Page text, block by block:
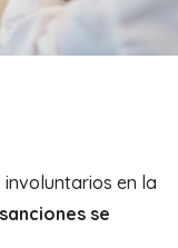
en la
se